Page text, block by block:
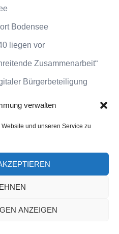
verwalten
und unseren Service zu
ANZEIGEN
Bodensee
liegen vor
Zusammenarbeit“
Bürgerbeteiligung